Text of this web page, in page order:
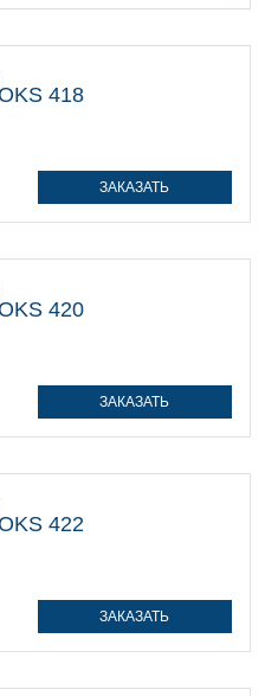
ЗАКАЗАТЬ
ЗАКАЗАТЬ
ЗАКАЗАТЬ